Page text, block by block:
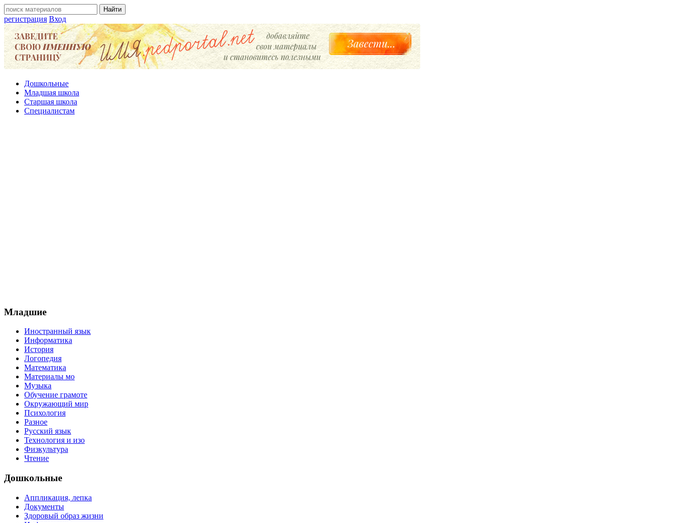
регистрация Вход
Дошкольные
Младшая школа
Старшая школа
Специалистам
Младшие
Иностранный язык
Информатика
История
Логопедия
Математика
Материалы мо
Музыка
Обучение грамоте
Окружающий мир
Психология
Разное
Русский язык
Технология и изо
Физкультура
Чтение
Дошкольные
Аппликация, лепка
Документы
Здоровый образ жизни